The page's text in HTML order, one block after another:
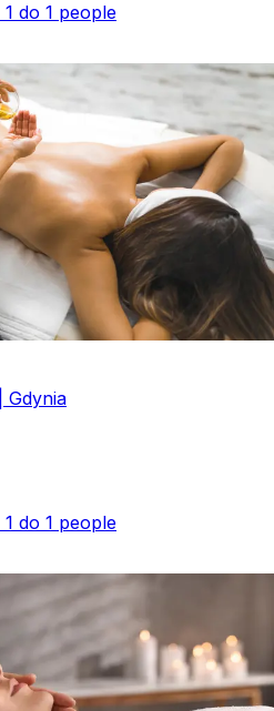
do 1 people
Gdynia
do 1 people